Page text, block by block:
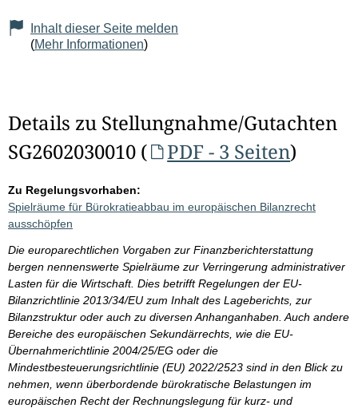
Inhalt dieser Seite melden
(Mehr Informationen)
Details zu Stellungnahme/Gutachten
SG2602030010 (
PDF - 3 Seiten)
Zu Regelungsvorhaben:
Spielräume für Bürokratieabbau im europäischen Bilanzrecht
ausschöpfen
Die europarechtlichen Vorgaben zur Finanzberichterstattung
bergen nennenswerte Spielräume zur Verringerung administrativer
Lasten für die Wirtschaft. Dies betrifft Regelungen der EU-
Bilanzrichtlinie 2013/34/EU zum Inhalt des Lageberichts, zur
Bilanzstruktur oder auch zu diversen Anhanganhaben. Auch andere
Bereiche des europäischen Sekundärrechts, wie die EU-
Übernahmerichtlinie 2004/25/EG oder die
Mindestbesteuerungsrichtlinie (EU) 2022/2523 sind in den Blick zu
nehmen, wenn überbordende bürokratische Belastungen im
europäischen Recht der Rechnungslegung für kurz- und